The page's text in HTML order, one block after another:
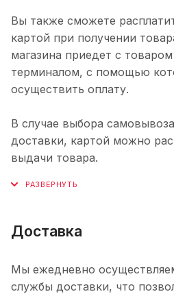
Вы также сможете
картой при получении
магазина приедет с
терминалом, с помощью
осуществить оплату.
В случае выбора
доставки, картой можно
выдачи товара.
Доставка
Мы ежедневно
службы доставки, что